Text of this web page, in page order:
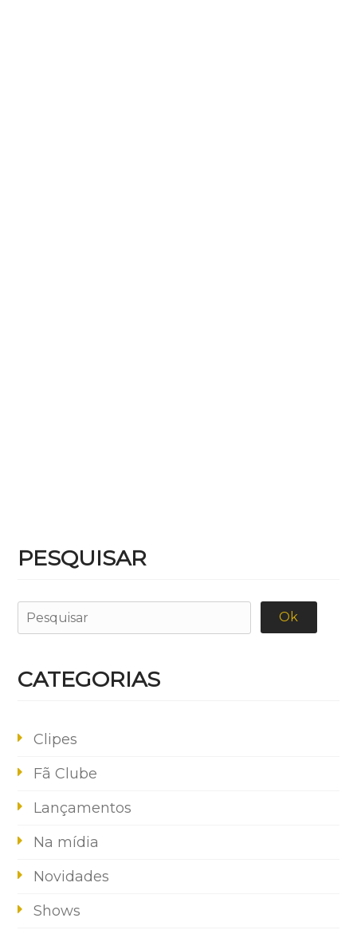
PESQUISAR
CATEGORIAS
Clipes
Fã Clube
Lançamentos
Na mídia
Novidades
Shows